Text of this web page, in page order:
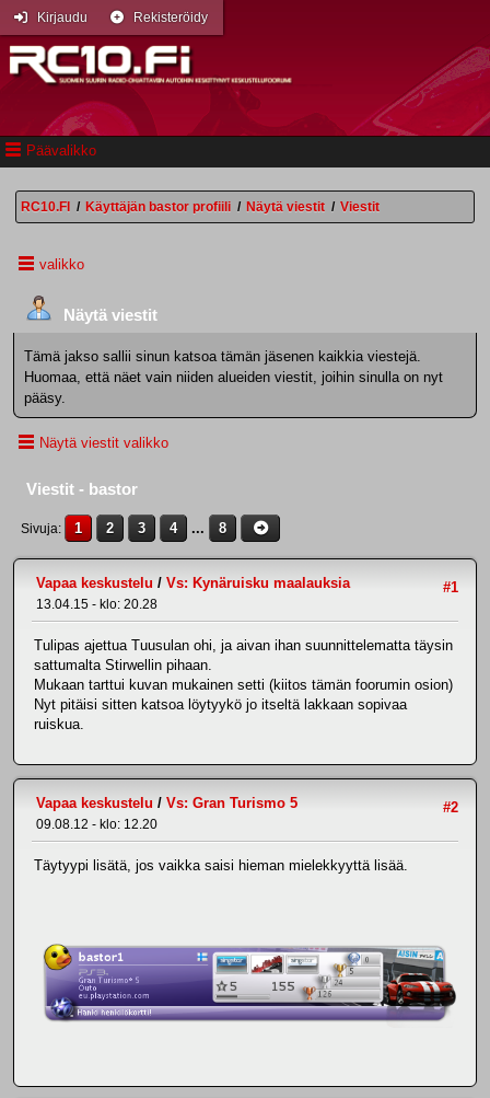
Päävalikko
Kirjaudu Rekisteröidy
RC10.FI / Käyttäjän bastor profiili / Näytä viestit / Viestit
valikko
Näytä viestit
Tämä jakso sallii sinun katsoa tämän jäsenen kaikkia viestejä.
Huomaa, että näet vain niiden alueiden viestit, joihin sinulla on nyt
pääsy.
Näytä viestit valikko
Viestit - bastor
Sivuja 1 2 3 4 ... 8
#1
Vapaa keskustelu / Vs: Kynäruisku maalauksia
13.04.15 - klo: 20.28
Tulipas ajettua Tuusulan ohi, ja aivan ihan suunnittelematta täysin
sattumalta Stirwellin pihaan.
Mukaan tarttui kuvan mukainen setti (kiitos tämän foorumin osion)
Nyt pitäisi sitten katsoa löytyykö jo itseltä lakkaan sopivaa
ruiskua.
#2
Vapaa keskustelu / Vs: Gran Turismo 5
09.08.12 - klo: 12.20
Täytyypi lisätä, jos vaikka saisi hieman mielekkyyttä lisää.